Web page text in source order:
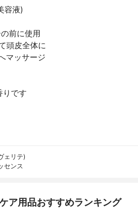
容液)
前に使用
頭皮全体に
マッサージ
りです
ェリテ)
センス
ア用品おすすめランキング